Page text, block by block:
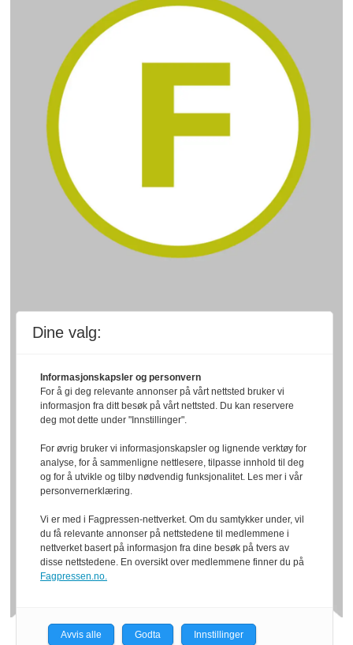
Dine valg:
Informasjonskapsler og personvern
For å gi deg relevante annonser på vårt nettsted bruker vi
informasjon fra ditt besøk på vårt nettsted. Du kan reservere
deg mot dette under "Innstillinger".
For øvrig bruker vi informasjonskapsler og lignende verktøy for
analyse, for å sammenligne nettlesere, tilpasse innhold til deg
og for å utvikle og tilby nødvendig funksjonalitet. Les mer i vår
personvernerklæring.
Vi er med i Fagpressen-nettverket. Om du samtykker under, vil
du få relevante annonser på nettstedene til medlemmene i
nettverket basert på informasjon fra dine besøk på tvers av
disse nettstedene. En oversikt over medlemmene finner du på
Fagpressen.no.
Avvis alle Godta Innstillinger